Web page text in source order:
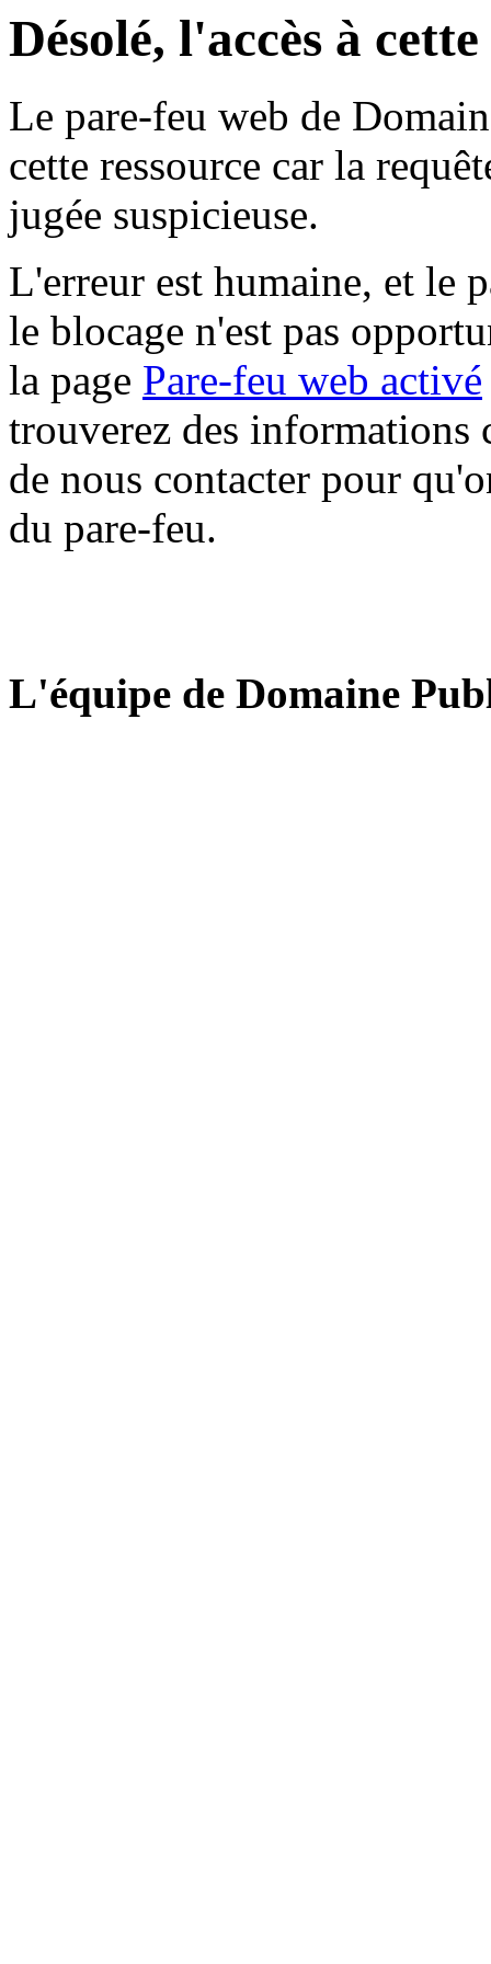
Désolé, l'accès à
Le pare-feu web de
cette ressource car la
jugée suspicieuse.
L'erreur est humaine, et le
le blocage n'est pas
la page Pare-feu web activé
trouverez des informations
de nous contacter pour
du pare-feu.
L'équipe de Domaine